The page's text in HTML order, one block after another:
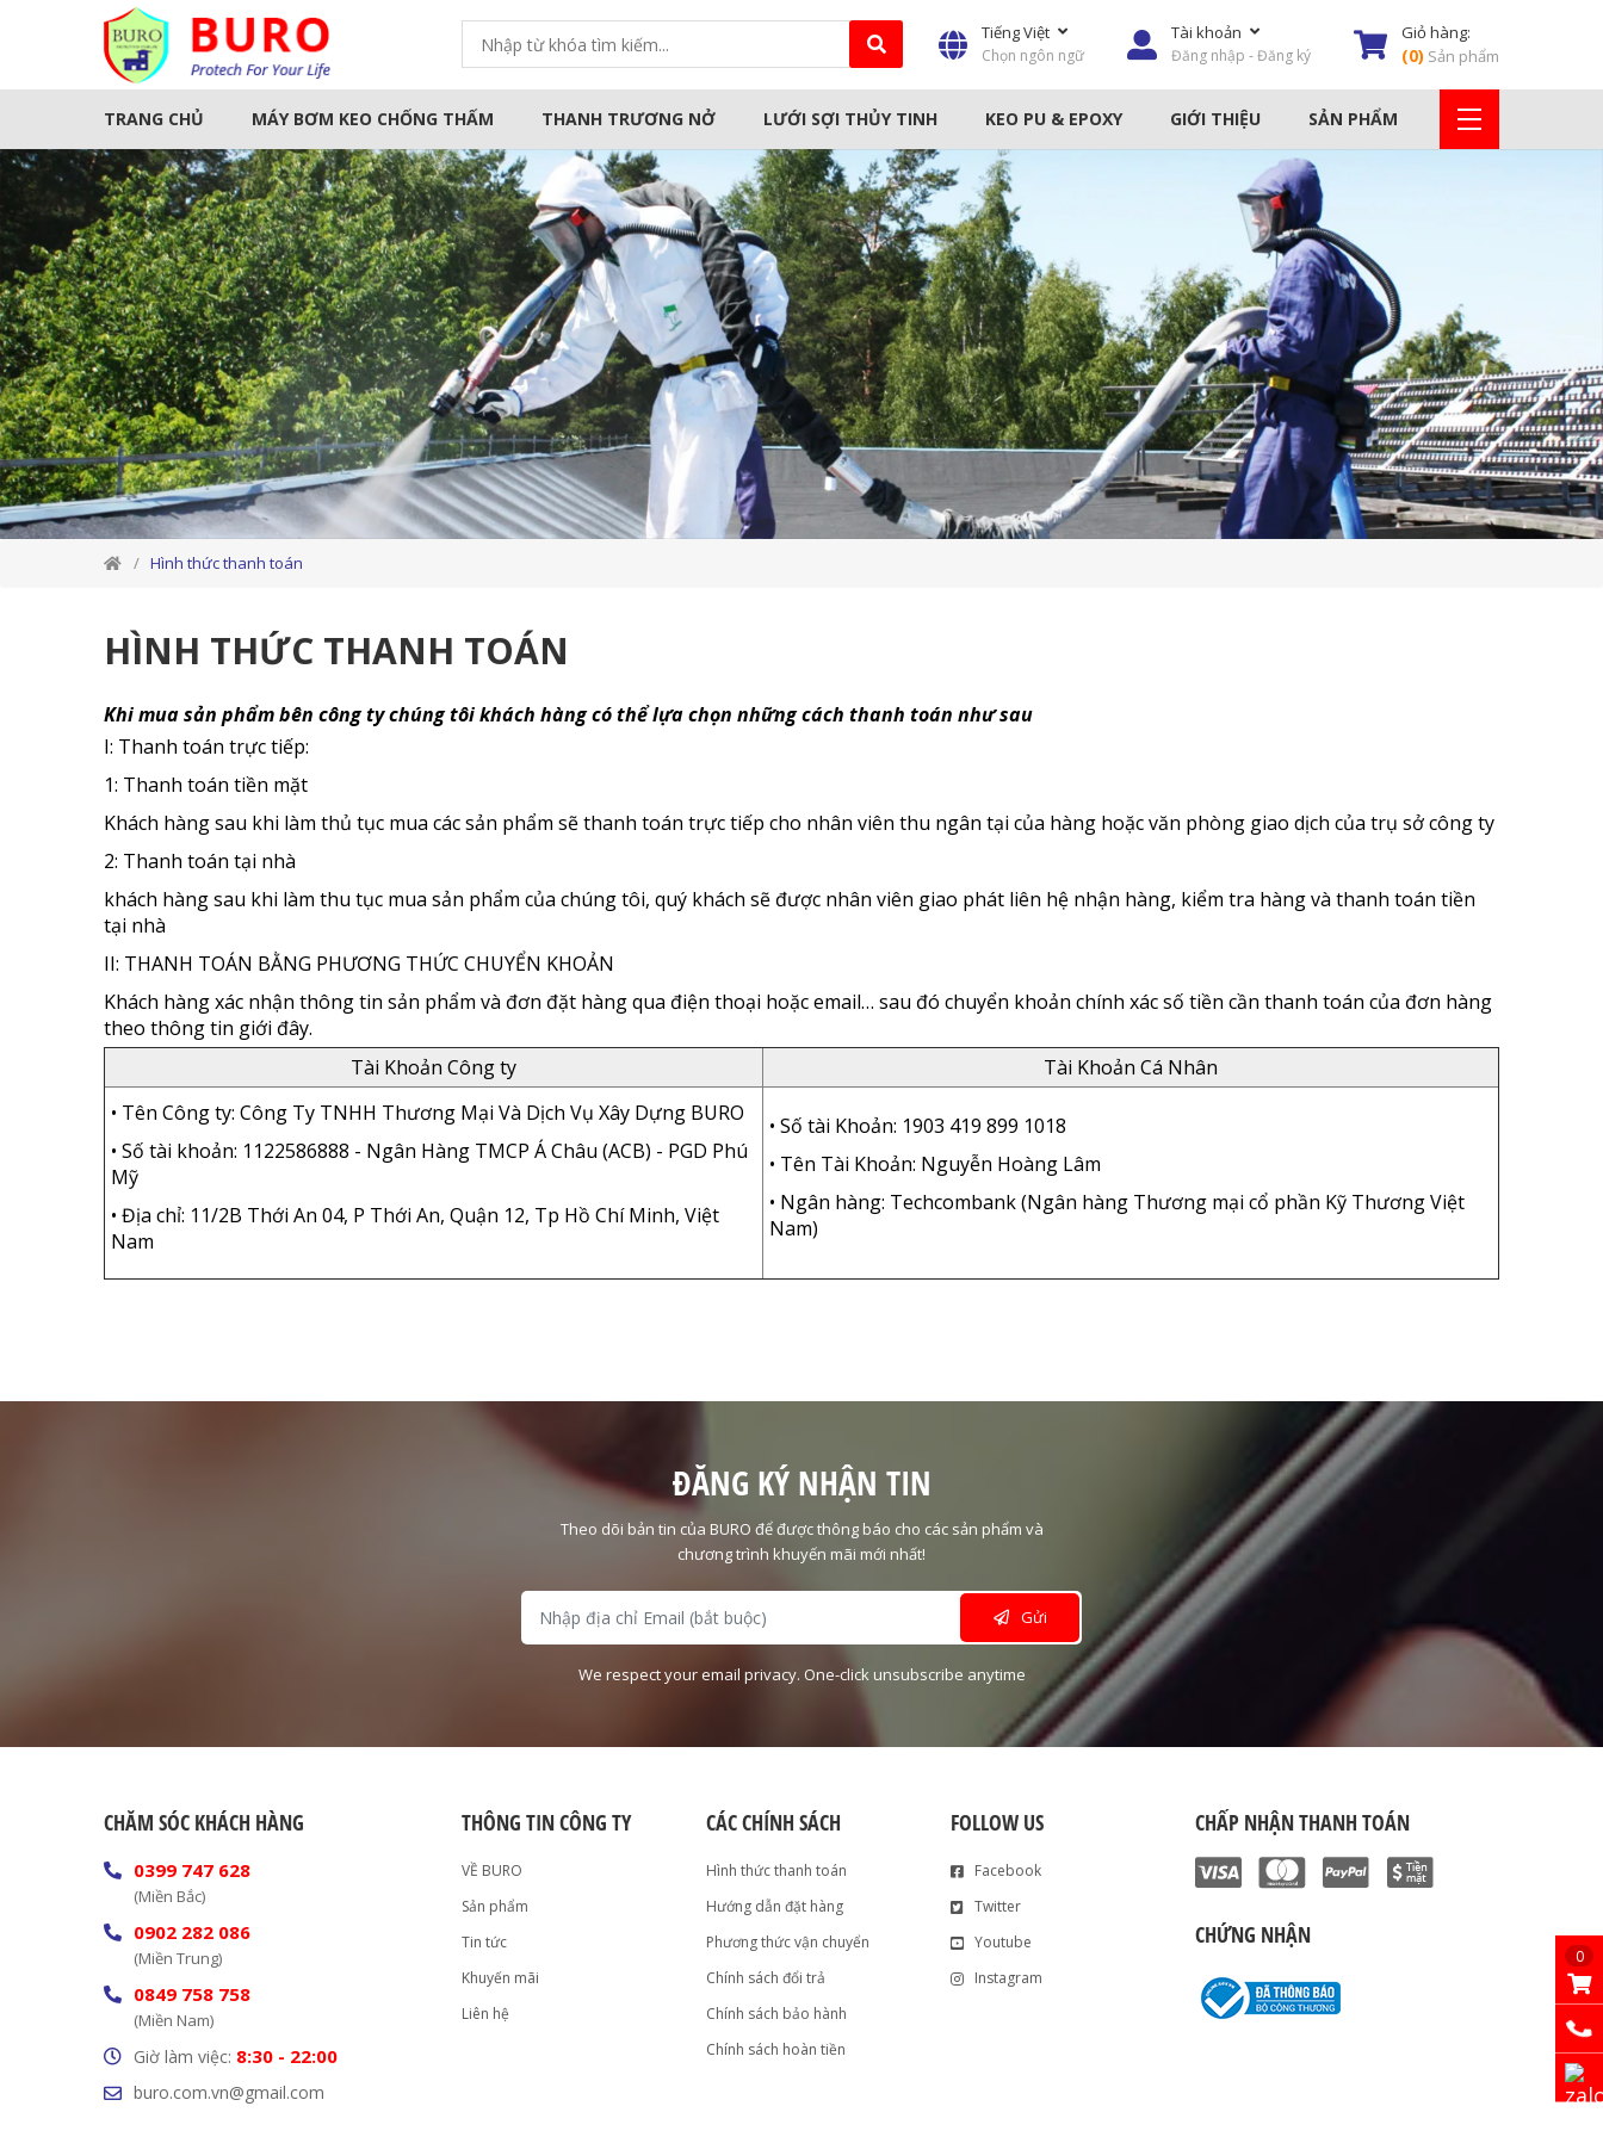
Tiếng Việt
Chọn ngôn ngữ
Tài khoản
Đăng nhập - Đăng ký
Giỏ hàng:
(0) Sản phẩm
TRANG CHỦ MÁY BƠM KEO CHỐNG THẤM THANH TRƯƠNG NỞ LƯỚI SỢI THỦY TINH KEO PU & EPOXY GIỚI THIỆU SẢN PHẨM
THƯƠNG HIỆU
Sản Phẩm MAPEI
Sản phẩm MAXSEAL
Sản phẩm KINGCAT
Sản phẩm BESTMIX
Sản phẩm KOVA
Sản phẩm TOÀN CẦU
Sản phẩm SIKA
Sản phẩm QUISEAL
SẢN PHẨM NEOMAX
KEO CHỐNG THẤM MÁY CÔNG NGHIỆP MÁY CẦM TAY
KEO DÁN GẠCH
HÓA CHẤT TẨY RỈ
DỤNG CỤ THI CÔNG
MÁY PHUN XÂY DỰNG
THIẾT BỊ NÂNG & HẠ
KEO PU & EPOXY
LƯỚI SỢI THỦY TINH
BÌNH XỊT CHỐNG THẤM
ĐĨA MÀI SÀN
KEO TRÁM KHE
Hình thức thanh toán
HÌNH THỨC THANH TOÁN
Khi mua sản phẩm bên công ty chúng tôi khách hàng có thể lựa chọn những cách thanh toán như sau
I: Thanh toán trực tiếp:
1: Thanh toán tiền mặt
Khách hàng sau khi làm thủ tục mua các sản phẩm sẽ thanh toán trực tiếp cho nhân viên thu ngân tại của hàng hoặc văn phòng giao dịch của trụ sở công ty
2: Thanh toán tại nhà
khách hàng sau khi làm thu tục mua sản phẩm của chúng tôi, quý khách sẽ được nhân viên giao phát liên hệ nhận hàng, kiểm tra hàng và thanh toán tiền
tại nhà
II: THANH TOÁN BẰNG PHƯƠNG THỨC CHUYỂN KHOẢN
Khách hàng xác nhận thông tin sản phẩm và đơn đặt hàng qua điện thoại hoặc email… sau đó chuyển khoản chính xác số tiền cần thanh toán của đơn hàng
theo thông tin giới đây.
Tài Khoản Công ty
Tài Khoản Cá Nhân
• Tên Công ty: Công Ty TNHH Thương Mại Và Dịch Vụ Xây Dựng BURO
• Số tài khoản: 1122586888 - Ngân Hàng TMCP Á Châu (ACB) - PGD Phú
Mỹ
• Địa chỉ: 11/2B Thới An 04, P Thới An, Quận 12, Tp Hồ Chí Minh, Việt
Nam
• Số tài Khoản: 1903 419 899 1018
• Tên Tài Khoản: Nguyễn Hoàng Lâm
• Ngân hàng: Techcombank (Ngân hàng Thương mại cổ phần Kỹ Thương Việt
Nam)
ĐĂNG KÝ NHẬN TIN
Theo dõi bản tin của BURO để được thông báo cho các sản phẩm và
chương trình khuyến mãi mới nhất!
Gửi
We respect your email privacy. One-click unsubscribe anytime
CHĂM SÓC KHÁCH HÀNG
0399 747 628
(Miền Bắc)
0902 282 086
(Miền Trung)
0849 758 758
(Miền Nam)
Giờ làm việc: 8:30 - 22:00
buro.com.vn@gmail.com
THÔNG TIN CÔNG TY
VỀ BURO
Sản phẩm
Tin tức
Khuyến mãi
Liên hệ
CÁC CHÍNH SÁCH
Hình thức thanh toán
Hướng dẫn đặt hàng
Phương thức vận chuyển
Chính sách đổi trả
Chính sách bảo hành
Chính sách hoàn tiền
FOLLOW US
Facebook
Twitter
Youtube
Instagram
CHẤP NHẬN THANH TOÁN
CHỨNG NHẬN
0
Giỏ
Chat